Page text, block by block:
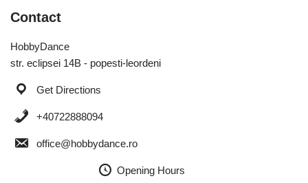
Contact
HobbyDance
str. eclipsei 14B - popesti-leordeni
Get Directions
+40722888094
office@hobbydance.ro
Opening Hours